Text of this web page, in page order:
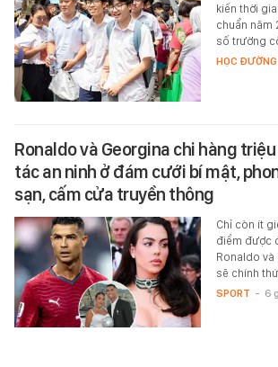
kiến thời
chuẩn năm
số trường
HỌC ĐƯỜNG
Ronaldo và Georgina chi hàng triệu
tác an ninh ở đám cưới bí mật,
sạn, cấm cửa truyền thông
Chỉ còn ít
điểm được
Ronaldo
sẽ chính
SPORT - 6